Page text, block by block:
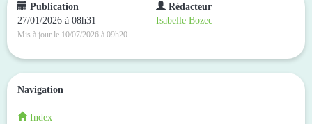
Publication
27/01/2026 à 08h31
Mis à jour le 10/07/2026 à 09h20
Rédacteur
Isabelle Bozec
Navigation
Index